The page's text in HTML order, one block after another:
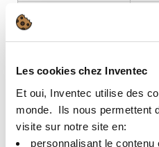
Les cookies chez Inventec
Et oui, Inventec utilise des
monde. ​ Ils nous permettent
visite sur notre site en:​
personnalisant le contenu
性质